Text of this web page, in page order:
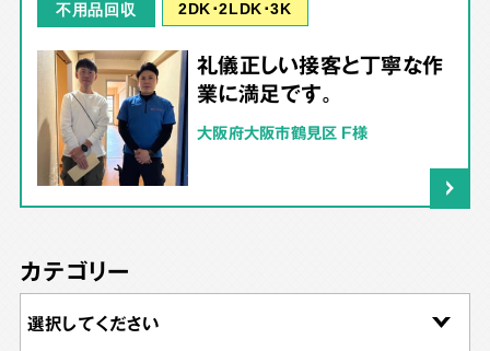
不用品回収 2DK･2LDK･3K
礼儀正しい接客と丁寧な作
業に満足です。
大阪府大阪市鶴見区 F様
カテゴリー